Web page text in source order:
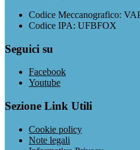
Codice Meccanografico:
Codice IPA: UFBFOX
Seguici su
Facebook
Youtube
Sezione Link Utili
Cookie policy
Note legali